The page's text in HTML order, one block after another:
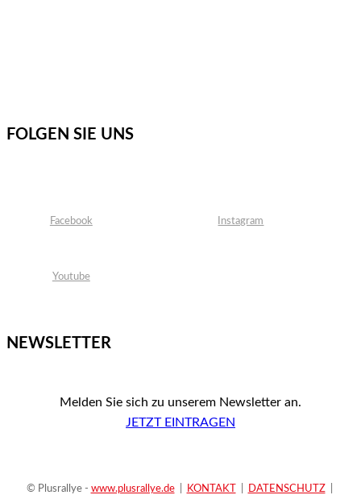
FOLGEN SIE UNS
Facebook Instagram
Youtube
NEWSLETTER
Melden Sie sich zu unserem Newsletter an.
JETZT EINTRAGEN
© Plusrallye - www.plusrallye.de| KONTAKT DATENSCHUTZ|